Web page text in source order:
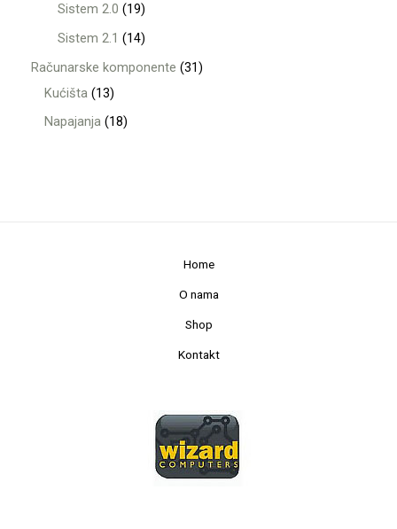
Sistem 2.0
19
Sistem 2.1
14
Računarske komponente 31
Kućišta 13
Napajanja 18
Home
O nama
Shop
Kontakt